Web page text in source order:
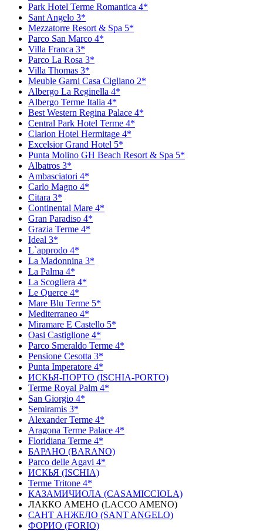
Park Hotel Terme Romantica 4*
Sant Angelo 3*
Mezzatorre Resort & Spa 5*
Parco San Marco 4*
Villa Franca 3*
Parco La Rosa 3*
Villa Thomas 3*
Meuble Garni Casa Cigliano 2*
Albergo La Reginella 4*
Albergo Terme Italia 4*
Best Western Regina Palace 4*
Central Park Hotel Terme 4*
Clarion Hotel Hermitage 4*
Excelsior Grand Hotel 5*
Punta Molino GH Beach Resort & Spa 5*
Albatros 3*
Ambasciatori 4*
Carlo Magno 4*
Citara 3*
Continental Mare 4*
Gran Paradiso 4*
Grazia Terme 4*
Ideal 3*
L`approdo 4*
La Madonnina 3*
La Palma 4*
La Scogliera 4*
Le Querce 4*
Mare Blu Terme 5*
Mediterraneo 4*
Miramare E Castello 5*
Oasi Castiglione 4*
Parco Smeraldo Terme 4*
Pensione Cesotta 3*
Punta Imperatore 4*
ИСКЬЯ-ПОРТО (ISCHIA-PORTO)
Terme Royal Palm 4*
San Giorgio 4*
Semiramis 3*
Alexander Terme 4*
Aragona Terme Palace 4*
Floridiana Terme 4*
БАРАНО (BARANO)
Parco delle Agavi 4*
ИСКЬЯ (ISCHIA)
Terme Tritone 4*
КАЗАМИЧИОЛА (CASAMICCIOLA)
ЛАККО АМЕНО (LACCO AMENO)
САНТ АНЖЕЛО (SANT ANGELO)
ФОРИО (FORIO)